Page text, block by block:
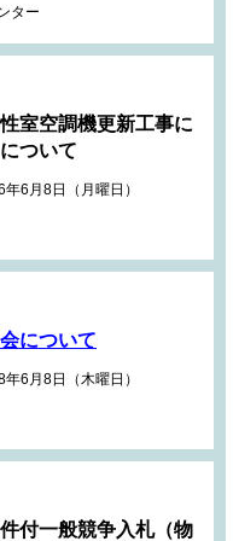
ター
室空調機更新工事に
ついて
6月8日（月曜日）
について
6月8日（木曜日）
付一般競争入札（物